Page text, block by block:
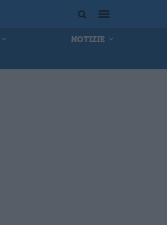
NOTIZIE